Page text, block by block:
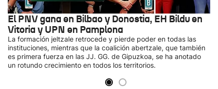
El PNV gana en Bilbao y Donostia, EH Bildu en
Vitoria y UPN en Pamplona
La formación jeltzale retrocede y pierde poder en todas las
instituciones, mientras que la coalición abertzale, que también
es primera fuerza en las JJ. GG. de Gipuzkoa, se ha anotado
un rotundo crecimiento en todos los territorios.